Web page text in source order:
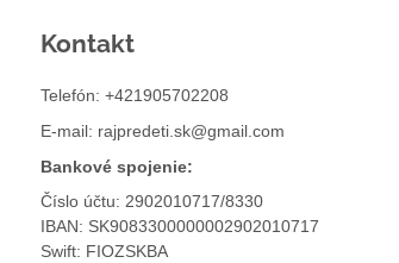
Kontakt
Telefón: +421905702208
E-mail: rajpredeti.sk@gmail.com
Bankové spojenie:
Číslo účtu: 2902010717/8330
IBAN: SK9083300000002902010717
Swift: FIOZSKBA